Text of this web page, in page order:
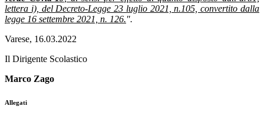
lettera i), del Decreto-Legge 23 luglio 2021, n.105, convertito dalla
legge 16 settembre 2021, n. 126.".
Varese, 16.03.2022
Il Dirigente Scolastico
Marco Zago
Allegati